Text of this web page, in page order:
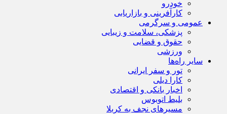
خودرو
کارآفرینی و بازاریابی
عمومی و سرگرمی
پزشکی، سلامت و زیبایی
حقوق و قضایی
ورزشی
سایر راه‌ها
تور و سفر ایرانی
کارا دیلی
اخبار بانکی و اقتصادی
بلیط اتوبوس
مسیرهای نجف به کربلا